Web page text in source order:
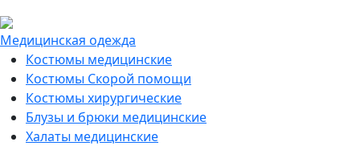
Медицинская одежда
Костюмы медицинские
Костюмы Скорой помощи
Костюмы хирургические
Блузы и брюки медицинские
Халаты медицинские